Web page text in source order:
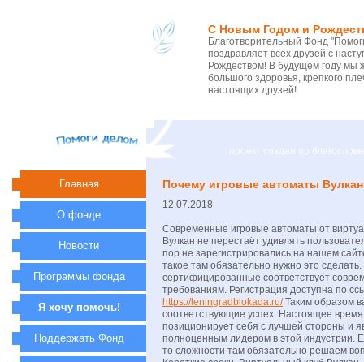
С Новым Годом и
Благотворительный Фонд
поздравляет всех друзей с
Рождеством! В будущем году
большого здоровья, крепкого
настоящих друзей!
проект создан по
Почему игровые автоматы
12.07.2018
Современные игровые автоматы от
Вулкан не перестаёт удивлять
пор не зарегистрировались на нашем
такое там обязательно нужно это
сертифицированные соответствует
требованиям. Регистрация доступна по
https://leningradblokada.ru/Таким образом
соответствующие успех. Настоящее
позиционирует себя с лучшей стороны и
полноценным лидером в этой индустрии.
то сложности там обязательно решаем
Главная
О фонде
Новости
Программы фонда
Я хочу помочь!
Поддержать Фонд